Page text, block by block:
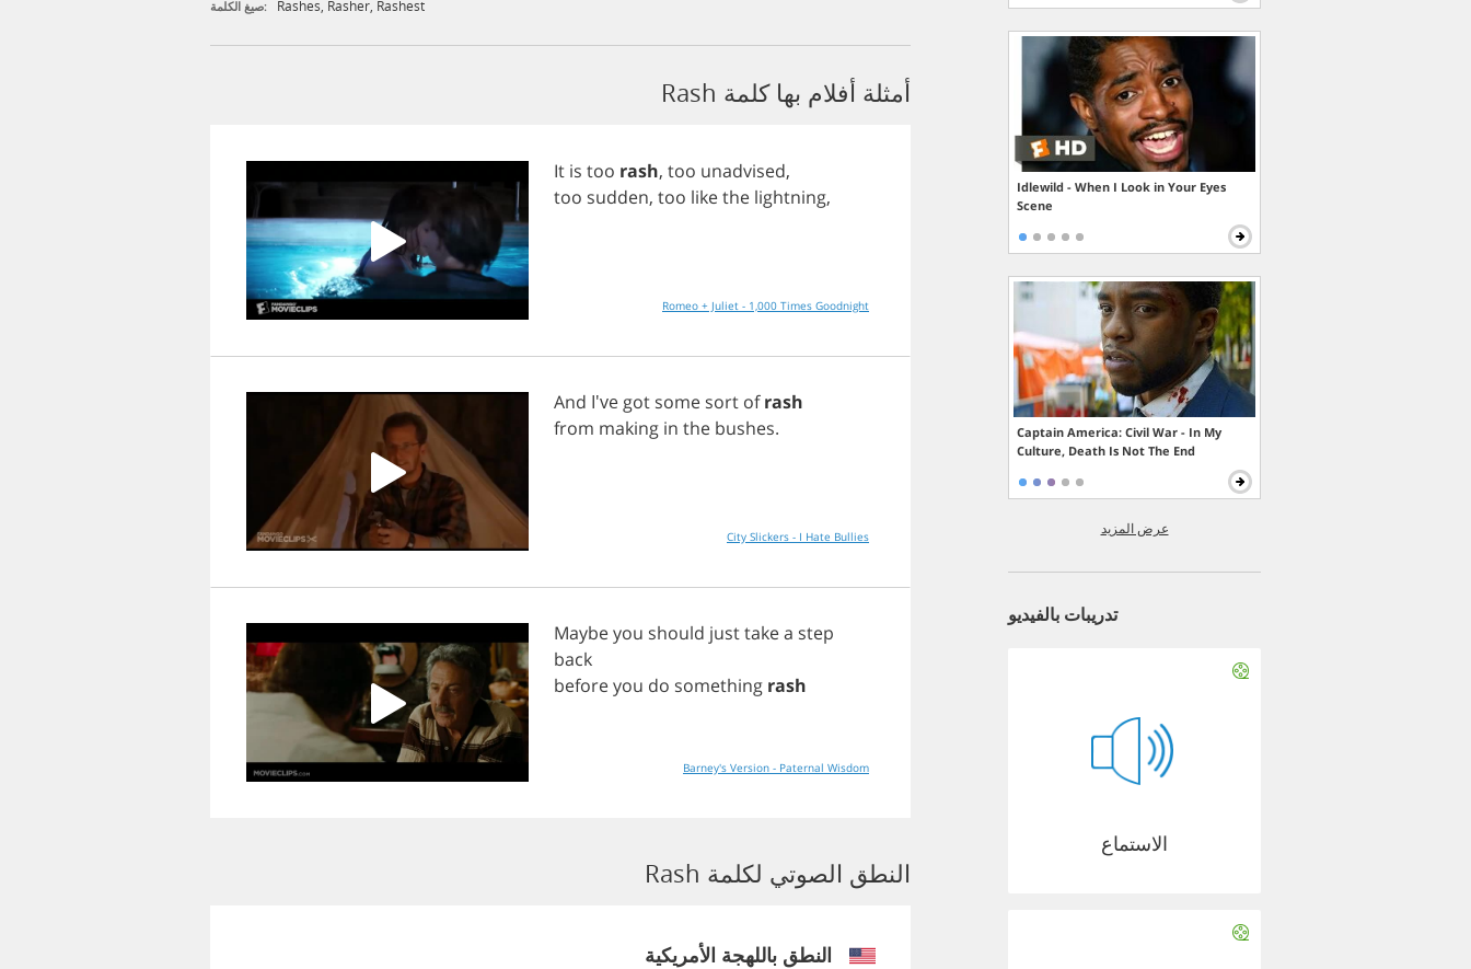
صيغ الكلمة: Rashes Rasher Rashest
أمثلة أفلام بها كلمة Rash
It is too rash, too unadvised,
too sudden, too likethe lightning,
Romeo + Juliet - 1,000 Times Goodnight
And I've got some sort of rash
from making in the bushes.
City Slickers - I Hate Bullies
Maybeyou should justtakea step
back
beforeyou do something rash
Barney's Version - Paternal Wisdom
النطق الصوتي لكلمة Rash
النطق باللهجة الأمريكية
Idlewild - When I Look in Your Eyes
Scene
Captain America: Civil War - In My
Culture, Death Is Not The End
عرض المزيد
تدريبات بالفيديو
الاستماع